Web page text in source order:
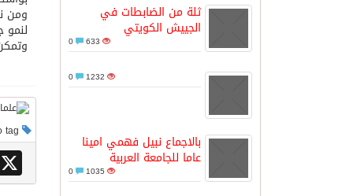
مدينة الملك سلمان للطاقة
كسوة الكعبة تعتلي البيت العتيق
“سبيس إكس” تطلق 24 قمرًا صناعيًا جديدًا إلى الفضاء
ثلة من الضابطات في
الجييش الكويتي
633
1232
بالاجماع نبيل فهمي امينا
عاما للجامعة العربية
1035
ومن
لنمو
X